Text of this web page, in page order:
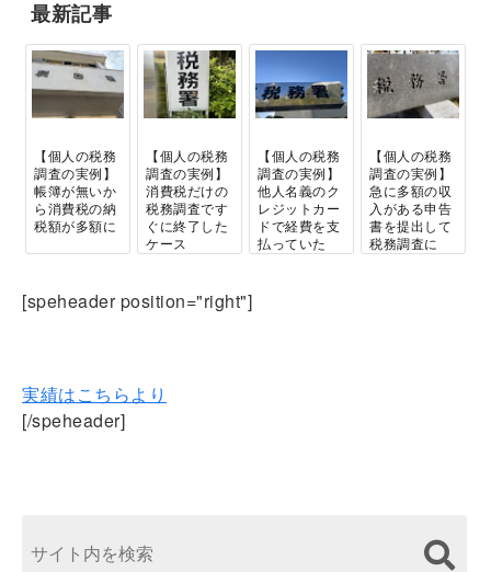
最新記事
【個人の税務
調査の実例】
帳簿が無いか
ら消費税の納
税額が多額に
【個人の税務
調査の実例】
消費税だけの
税務調査です
ぐに終了した
ケース
【個人の税務
調査の実例】
他人名義のク
レジットカー
ドで経費を支
払っていた
【個人の税務
調査の実例】
急に多額の収
入がある申告
書を提出して
税務調査に
[speheader position="right"]
実績はこちらより
[/speheader]